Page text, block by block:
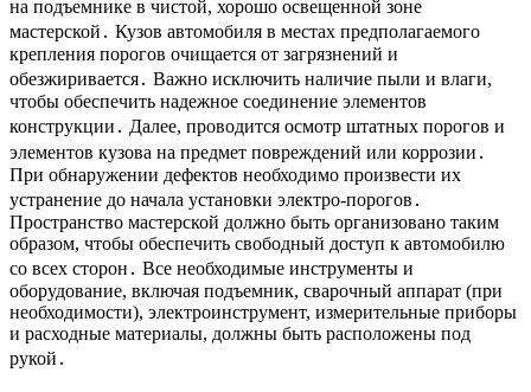
на подъемнике в чистой, хорошо освещенной зоне
мастерской․ Кузов автомобиля в местах предполагаемого
крепления порогов очищается от загрязнений и
обезжиривается․ Важно исключить наличие пыли и влаги,
чтобы обеспечить надежное соединение элементов
конструкции․ Далее, проводится осмотр штатных порогов и
элементов кузова на предмет повреждений или коррозии․
При обнаружении дефектов необходимо произвести их
устранение до начала установки электро-порогов․
Пространство мастерской должно быть организовано таким
образом, чтобы обеспечить свободный доступ к автомобилю
со всех сторон․ Все необходимые инструменты и
оборудование, включая подъемник, сварочный аппарат (при
необходимости), электроинструмент, измерительные приборы
и расходные материалы, должны быть расположены под
рукой․